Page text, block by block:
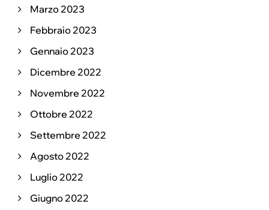
Marzo 2023
Febbraio 2023
Gennaio 2023
Dicembre 2022
Novembre 2022
Ottobre 2022
Settembre 2022
Agosto 2022
Luglio 2022
Giugno 2022